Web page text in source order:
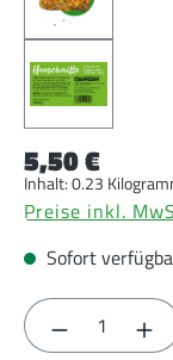
5,50 €
Inhalt:0.23
Preise inkl.
Sofort
Produkt